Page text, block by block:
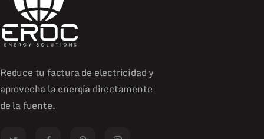
Reduce tu factura de electricidad y
aprovecha la energía directamente
de la fuente.